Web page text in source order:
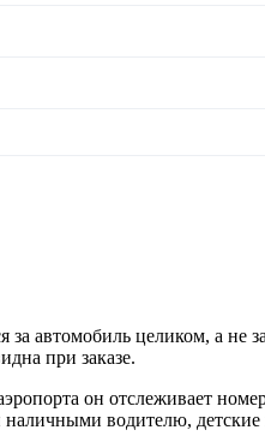
автомобиль целиком, а не
при заказе.
он отслеживает
водителю, детские